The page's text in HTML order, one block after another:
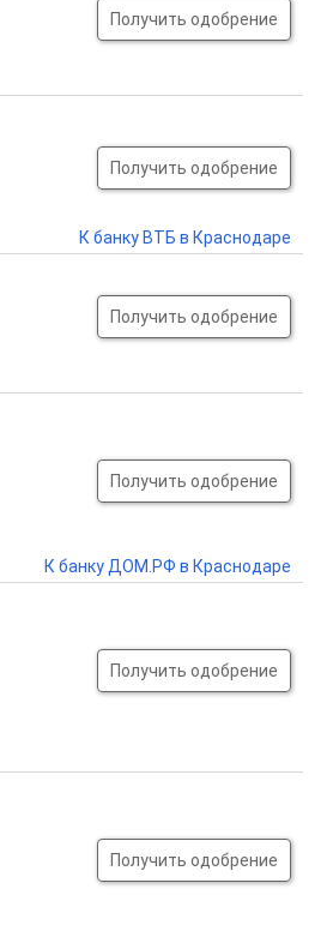
Получить одобрение
Получить одобрение
К банку ВТБ в Краснодаре
Получить одобрение
Получить одобрение
К банку ДОМ.РФ в Краснодаре
Получить одобрение
Получить одобрение